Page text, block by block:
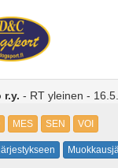
r.y. - RT yleinen -
MES SEN VOI